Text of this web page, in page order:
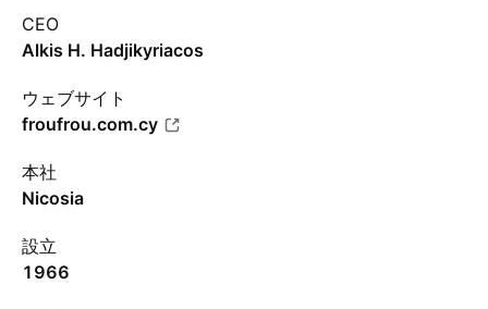
CEO
Alkis H. Hadjikyriacos
ウェブサイト
froufrou.com.cy
本社
Nicosia
設立
1966